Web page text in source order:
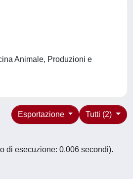
Animale, Produzioni e
Tutti (2)
Esportazione
di esecuzione: 0.006 secondi).